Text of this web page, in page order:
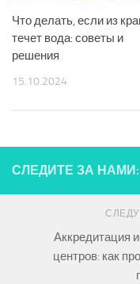
Что делать, если из
течет вода: советы и
решения
15.10.2024
СЛЕДИТЕ ЗА НАМИ:
Аккредитация
центров: как